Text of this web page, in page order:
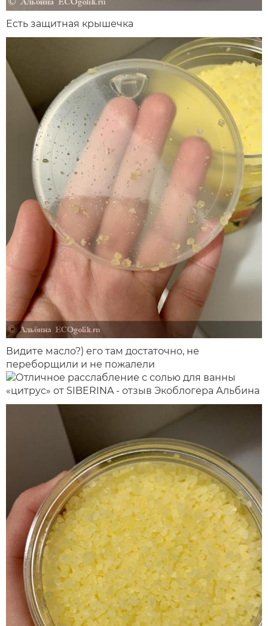
Есть защитная крышечка
Видите масло?) его там достаточно, не
переборщили и не пожалели